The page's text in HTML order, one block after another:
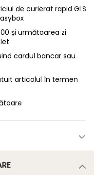
de curierat rapid GLS
și următoarea zi
cardul bancar sau
articolul în termen